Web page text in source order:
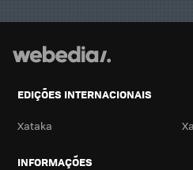
EDIÇÕES INTERNACIONAIS
Xataka
INFORMAÇÕES